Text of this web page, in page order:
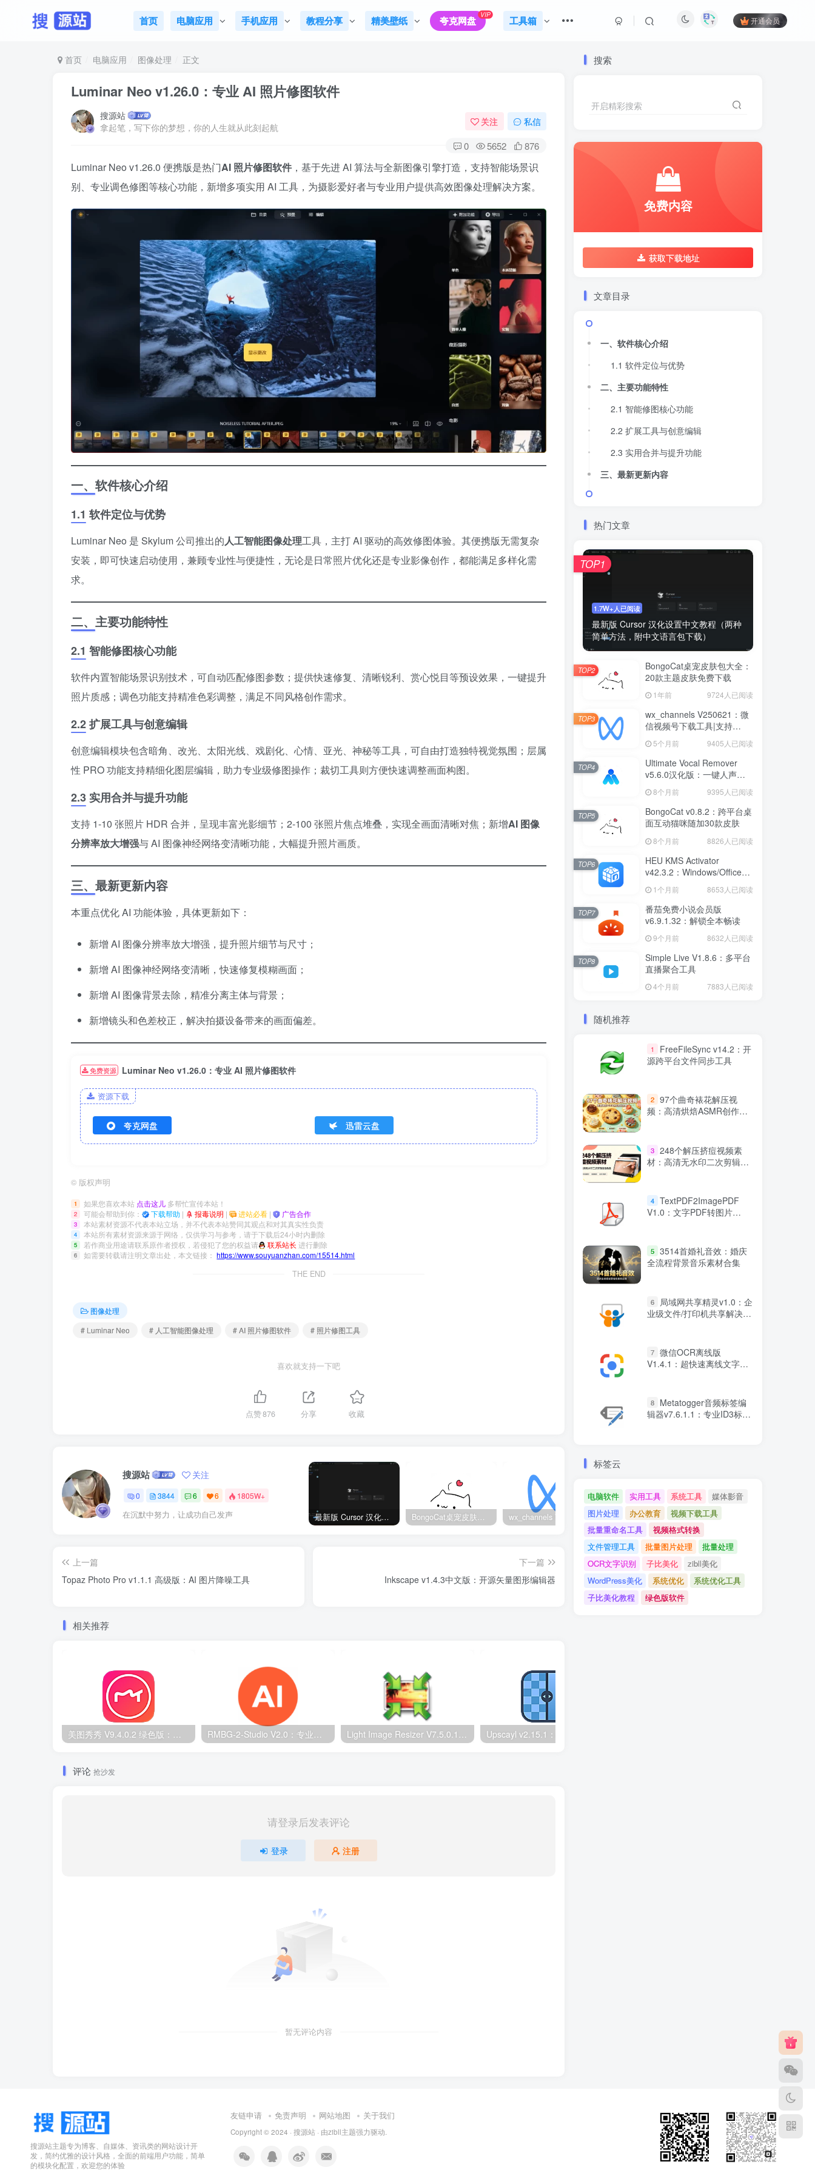
首页 电脑应用 手机应用 教程分享 精美壁纸 夸克网盘 VIP 工具箱 开通会员
首页 电脑应用 图像处理 正文
Luminar Neo v1.26.0：专业 AI 照片修图软件
搜源站
拿起笔，写下你的梦想，你的人生就从此刻起航
关注 私信
0 5652 876
Luminar Neo v1.26.0 便携版是热门AI 照片修图软件 ，基于先进 AI 算法与全新图像引擎打造，支持智能场景识
别、专业调色修图等核心功能，新增多项实用 AI 工具，为摄影爱好者与专业用户提供高效图像处理解决方案。
一、软件核心介绍
1.1 软件定位与优势
Luminar Neo 是 Skylum 公司推出的人工智能图像处理工具，主打 AI 驱动的高效修图体验。其便携版无需复杂
安装，即可快速启动使用，兼顾专业性与便捷性，无论是日常照片优化还是专业影像创作，都能满足多样化需
求。
二、主要功能特性
2.1 智能修图核心功能
软件内置智能场景识别技术，可自动匹配修图参数；提供快速修复、清晰锐利、赏心悦目等预设效果，一键提升
照片质感；调色功能支持精准色彩调整，满足不同风格创作需求。
2.2 扩展工具与创意编辑
创意编辑模块包含暗角、改光、太阳光线、戏剧化、心情、亚光、神秘等工具，可自由打造独特视觉氛围；层属
性 PRO 功能支持精细化图层编辑，助力专业级修图操作；裁切工具则方便快速调整画面构图。
2.3 实用合并与提升功能
支持 1-10 张照片 HDR 合并，呈现丰富光影细节；2-100 张照片焦点堆叠，实现全画面清晰对焦；新增AI 图像
分辨率放大增强与 AI 图像神经网络变清晰功能，大幅提升照片画质。
三、最新更新内容
本重点优化 AI 功能体验，具体更新如下：
新增 AI 图像分辨率放大增强，提升照片细节与尺寸；
新增 AI 图像神经网络变清晰，快速修复模糊画面；
新增 AI 图像背景去除，精准分离主体与背景；
新增镜头和色差校正，解决拍摄设备带来的画面偏差。
免费资源 Luminar Neo v1.26.0：专业 AI 照片修图软件
资源下载
夸克网盘 迅雷云盘
© 版权声明
1 如果您喜欢本站 点击这儿 多帮忙宣传本站！
2 可能会帮助到你： 下载帮助 | 报毒说明 | 进站必看 | 广告合作
3 本站素材资源不代表本站立场，并不代表本站赞同其观点和对其真实性负责
4 本站所有素材资源来源于网络，仅供学习与参考，请于下载后24小时内删除
5 若作商业用途请联系原作者授权，若侵犯了您的权益请 联系站长 进行删除
6 如需要转载请注明文章出处，本文链接：https://www.souyuanzhan.com/15514.html
THE END
图像处理
# Luminar Neo
# 人工智能图像处理 # AI 照片修图软件 # 照片修图工具
喜欢就支持一下吧
点赞876 分享 收藏
搜源站 关注
0 3844 6 6 1805W+
在沉默中努力，让成功自己发声 最新版 Cursor 汉化设置中文教程（两种简单方法，附中文语言包下载） BongoCat桌宠皮肤包大全：20款主题皮肤免费下载 Ultimate Vocal Remover v5.6.0汉化版：一键人声分离工具
上一篇
Topaz Photo Pro v1.1.1 高级版：AI 图片降噪工具
下一篇
Inkscape v1.4.3中文版：开源矢量图形编辑器
相关推荐
美图秀秀 V9.4.0.2 绿色版：无广告 PC 图片处理工具 RMBG-2-Studio V2.0：专业抠图软件｜毛发级精度+批量处理 Light Image Resizer V7.5.0.142：图片无损压缩工具
评论 抢沙发
请登录后发表评论
登录 注册
暂无评论内容
搜索
开启精彩搜索
免费内容
获取下载地址
文章目录
一、软件核心介绍
1.1 软件定位与优势
二、主要功能特性
2.1 智能修图核心功能
2.2 扩展工具与创意编辑
2.3 实用合并与提升功能
三、最新更新内容
热门文章
1.7W+人已阅读
最新版 Cursor 汉化设置中文教程（两种
简单方法，附中文语言包下载）
TOP1
BongoCat桌宠皮肤包大全：
20款主题皮肤免费下载
1年前 9724人已阅读
TOP2
wx_channels V250621：微
信视频号下载工具|支持
Win/macOS
5个月前 9405人已阅读
TOP3
Ultimate Vocal Remover
v5.6.0汉化版：一键人声分
离工具
8个月前 9395人已阅读
TOP4
BongoCat v0.8.2：跨平台桌
面互动猫咪随加30款皮肤
8个月前 8826人已阅读
TOP5
HEU KMS Activator
v42.3.2：Windows/Office智
1个月前 8653人已阅读
TOP6
番茄免费小说会员版
v6.9.1.32：解锁全本畅读
9个月前 8632人已阅读
TOP7
Simple Live V1.8.6：多平台
直播聚合工具
4个月前 7883人已阅读
TOP8
随机推荐
1
FreeFileSync v14.2：开
源跨平台文件同步工具
2 97个曲奇裱花解压视
频：高清烘焙ASMR创作素
3 248个解压挤痘视频素
材：高清无水印二次剪辑资
4 TextPDF2ImagePDF
V1.0：文字PDF转图片
5 3514首婚礼音效：婚庆
全流程背景音乐素材合集
6
局域网共享精灵v1.0：企
业级文件/打印机共享解决方
7 微信OCR离线版
V1.4.1：超快速离线文字识
8
Metatogger音频标签编
辑器v7.6.1.1：专业ID3标签
标签云
电脑软件 实用工具 系统工具
媒体影音
图片处理
办公教育
视频下载工具
批量重命名工具
视频格式转换
文件管理工具
批量图片处理
批量处理
OCR文字识别
子比美化
zibll美化
WordPress美化
系统优化
系统优化工具
子比美化教程
绿色版软件
搜源站主题专为博客、自媒体、资讯类的网站设计开
发，简约优雅的设计风格，全面的前端用户功能，简单
的模块化配置，欢迎您的体验
友链申请 免责声明 网站地图 关于我们
Copyright © 2024 · 搜源站 · 由zibll主题强力驱动.